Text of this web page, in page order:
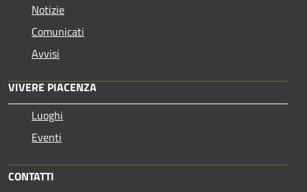
Notizie
Comunicati
Avvisi
VIVERE PIACENZA
Luoghi
Eventi
CONTATTI